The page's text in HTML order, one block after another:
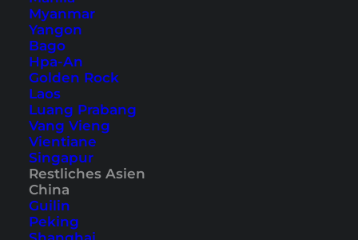
Myanmar
Yangon
Bago
Hpa-An
Golden Rock
Laos
Luang Prabang
Vang Vieng
Vientiane
Singapur
Restliches Asien
China
Guilin
Peking
Orten Chinas! Hier findest du einige Tipps für
deine Reise zu den Guilin Sehenswürdigkeiten.